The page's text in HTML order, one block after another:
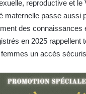
reproductive et le
maternelle passe aussi
des
en 2025 rappellent
un accès